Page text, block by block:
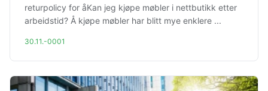
returpolicy for åKan jeg kjøpe møbler i nettbutikk etter
arbeidstid? Å kjøpe møbler har blitt mye enklere ...
30.11.-0001